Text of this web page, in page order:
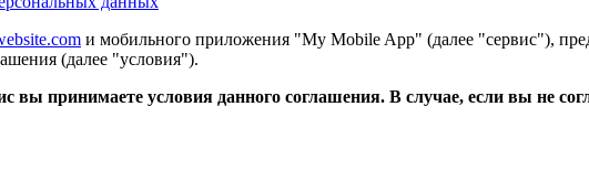
и мобильного приложения "My Mobile App" (далее "сервис"),
(далее "условия").
вы принимаете условия данного соглашения. В случае, если вы не